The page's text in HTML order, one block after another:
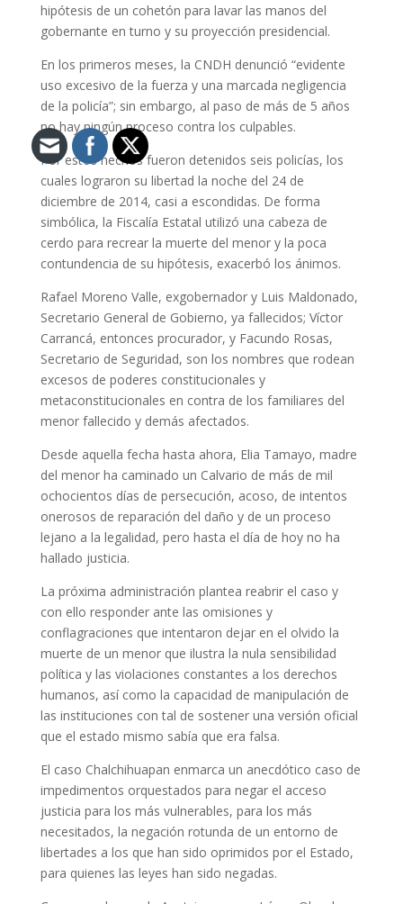
hipótesis de un cohetón para lavar las manos del
gobernante en turno y su proyección presidencial.
En los primeros meses, la CNDH denunció “evidente
uso excesivo de la fuerza y una marcada negligencia
de la policía”; sin embargo, al paso de más de 5 años
no hay ningún proceso contra los culpables.
Por estos hechos fueron detenidos seis policías, los
cuales lograron su libertad la noche del 24 de
diciembre de 2014, casi a escondidas. De forma
simbólica, la Fiscalía Estatal utilizó una cabeza de
cerdo para recrear la muerte del menor y la poca
contundencia de su hipótesis, exacerbó los ánimos.
Rafael Moreno Valle, exgobernador y Luis Maldonado,
Secretario General de Gobierno, ya fallecidos; Víctor
Carrancá, entonces procurador, y Facundo Rosas,
Secretario de Seguridad, son los nombres que rodean
excesos de poderes constitucionales y
metaconstitucionales en contra de los familiares del
menor fallecido y demás afectados.
Desde aquella fecha hasta ahora, Elia Tamayo, madre
del menor ha caminado un Calvario de más de mil
ochocientos días de persecución, acoso, de intentos
onerosos de reparación del daño y de un proceso
lejano a la legalidad, pero hasta el día de hoy no ha
hallado justicia.
La próxima administración plantea reabrir el caso y
con ello responder ante las omisiones y
conflagraciones que intentaron dejar en el olvido la
muerte de un menor que ilustra la nula sensibilidad
política y las violaciones constantes a los derechos
humanos, así como la capacidad de manipulación de
las instituciones con tal de sostener una versión oficial
que el estado mismo sabía que era falsa.
El caso Chalchihuapan enmarca un anecdótico caso de
impedimentos orquestados para negar el acceso
justicia para los más vulnerables, para los más
necesitados, la negación rotunda de un entorno de
libertades a los que han sido oprimidos por el Estado,
para quienes las leyes han sido negadas.